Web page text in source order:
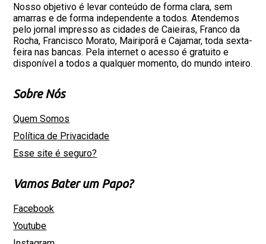
Nosso objetivo é levar conteúdo de forma clara, sem
amarras e de forma independente a todos. Atendemos
pelo jornal impresso as cidades de Caieiras, Franco da
Rocha, Francisco Morato, Mairiporã e Cajamar, toda sexta-
feira nas bancas. Pela internet o acesso é gratuito e
disponível a todos a qualquer momento, do mundo inteiro.
Sobre Nós
Quem Somos
Política de Privacidade
Esse site é seguro?
Vamos Bater um Papo?
Facebook
Youtube